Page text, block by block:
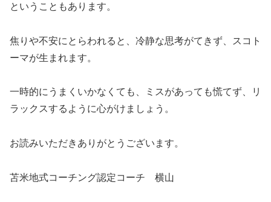
ということもあります。
焦りや不安にとらわれると、冷静な思考がてきず、スコト
ーマが生まれます。
一時的にうまくいかなくても、ミスがあっても慌てず、リ
ラックスするように心がけましょう。
お読みいただきありがとうございます。
苫米地式コーチング認定コーチ 横山